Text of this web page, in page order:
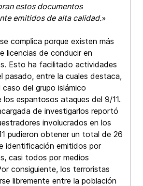
estos documentos
emitidos de alta calidad.»
complica porque existen más
licencias de conducir en
Esto ha facilitado actividades
pasado, entre la cuales destaca,
caso del grupo islámico
los espantosos ataques del 9/11.
de investigarlos reportó
involucrados en los
pudieron obtener un total de 26
identificación emitidos por
casi todos por medios
consiguiente, los terroristas
libremente entre la población